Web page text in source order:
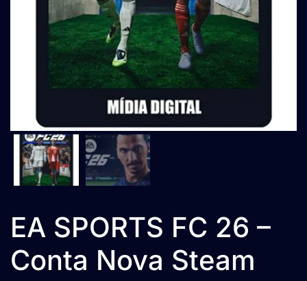
EA SPORTS FC 26 –
Conta Nova Steam